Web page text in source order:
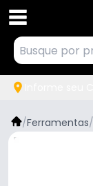
/Ferramentas/